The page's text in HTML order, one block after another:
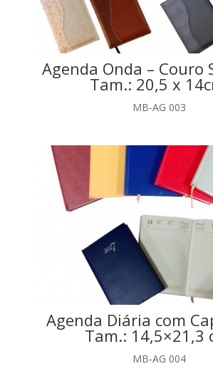
Agenda Onda – Couro
Tam.: 20,5 x
MB-AG 003
Agenda Diária com
Tam.: 14,5×21,3
MB-AG 004